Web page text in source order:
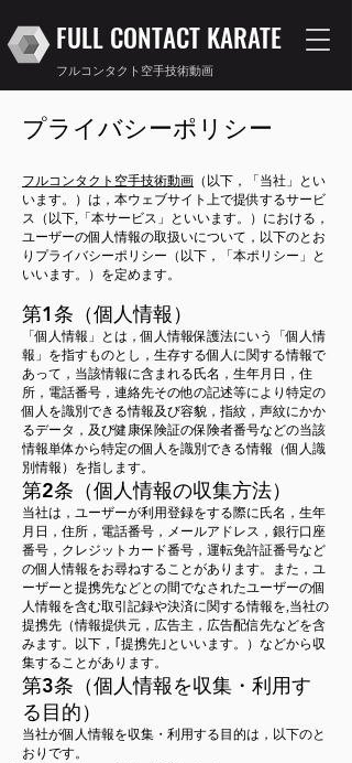
フルコンタクト空手技術動画
FULL CONTACT KARATE
プライバシーポリシー
フルコンタクト空手技術動画 （以下，「当社」とい
います。）は，本ウェブサイト上で提供するサービ
ス（以下,「本サービス」といいます。）における，
ユーザーの個人情報の取扱いについて，以下のとお
りプライバシーポリシー（以下，「本ポリシー」と
いいます。）を定めます。
第1条（個人情報）
「個人情報」とは，個人情報保護法にいう「個人情
報」を指すものとし，生存する個人に関する情報で
あって，当該情報に含まれる氏名，生年月日，住
所，電話番号，連絡先その他の記述等により特定の
個人を識別できる情報及び容貌，指紋，声紋にかか
るデータ，及び健康保険証の保険者番号などの当該
情報単体から特定の個人を識別できる情報（個人識
別情報）を指します。
第2条（個人情報の収集方法）
当社は，ユーザーが利用登録をする際に氏名，生年
月日，住所，電話番号，メールアドレス，銀行口座
番号，クレジットカード番号，運転免許証番号など
の個人情報をお尋ねすることがあります。また，ユ
ーザーと提携先などとの間でなされたユーザーの個
人情報を含む取引記録や決済に関する情報を,当社の
提携先（情報提供元，広告主，広告配信先などを含
みます。以下，｢提携先｣といいます。）などから収
集することがあります。
第3条（個人情報を収集・利用す
る目的）
当社が個人情報を収集・利用する目的は，以下のと
おりです。